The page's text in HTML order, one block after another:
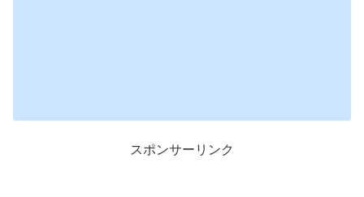
スポンサーリンク